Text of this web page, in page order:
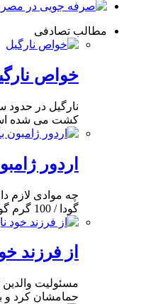
مطالب تصادفی
خواص
نارگیل در
کشت می شده
اردور
گودا / 100 گرم گوجه فرنگی
از فرزند
مسئولیت والدین
حمامشان کرد و